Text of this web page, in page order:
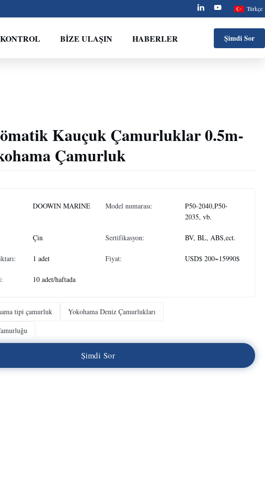
Türkçe
BIZE ULAŞIN HABERLER Şimdi Sor
Kauçuk Çamurluklar 0.5m-
Çamurluk
DOOWIN MARINE Model numarası:
P50-2040,P50-
2035, vb.
Çin Sertifikasyon: BV, BL, ABS,ect.
1 adet Fiyat: USD$ 200~15990$
10 adet/haftada
tipi çamurluk
Yokohama Deniz Çamurlukları
Şimdi Sor